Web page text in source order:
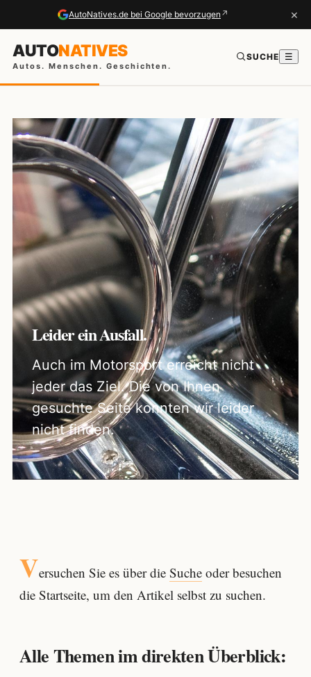
AutoNatives.de bei Google bevorzugen ↗ ×
AUTONATIVES
Autos. Menschen. Geschichten.
SUCHE ☰
Leider ein Ausfall.
Auch im Motorsport erreicht nicht
jeder das Ziel. Die von Ihnen
gesuchte Seite konnten wir leider
nicht finden.
Versuchen Sie es über die Sucheoder besuchen
die Startseite, um den Artikel selbst zu suchen.
Alle Themen im direkten Überblick: